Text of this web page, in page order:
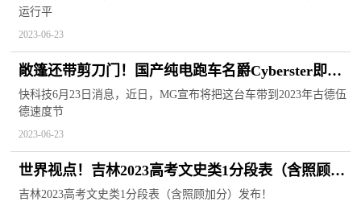
运行平
2023-06-23
敞篷还带剪刀门！国产纯电跑车名爵Cyberster即将
上市|全球实时
快科技6月23日消息，近日，MG宣布将把这台车带到2023年古德伍
德速度节
2023-06-23
世界视点！吉林2023高考文史类1分段表（含照顾加
分）公布
吉林2023高考文史类1分段表（含照顾加分）发布！